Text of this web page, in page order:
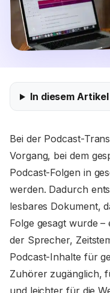
In diesem Artikel
Bei der Podcast-
Vorgang, bei dem
Podcast-Folgen in
werden. Dadurch
lesbares Dokument,
Folge gesagt wurde
der Sprecher,
Podcast-Inhalte für
Zuhörer zugänglich,